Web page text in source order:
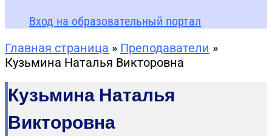
Вход на образовательный портал
Главная страница » Преподаватели »
Кузьмина Наталья Викторовна
Кузьмина Наталья
Викторовна